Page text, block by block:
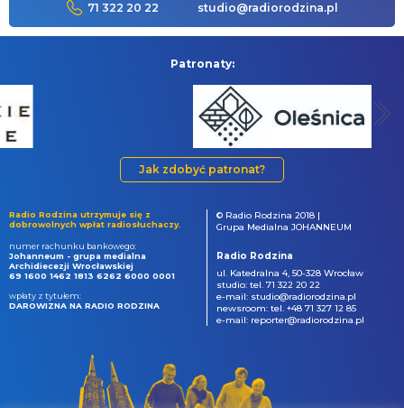
71 322 20 22 studio@radiorodzina.pl
Patronaty:
Jak zdobyć patronat?
Radio Rodzina utrzymuje się z
dobrowolnych wpłat radiosłuchaczy.
numer rachunku bankowego:
Johanneum - grupa medialna
Archidiecezji Wrocławskiej
69 1600 1462 1813 6262 6000 0001
wpłaty z tytułem:
DAROWIZNA NA RADIO RODZINA
© Radio Rodzina 2018 |
Grupa Medialna JOHANNEUM
Radio Rodzina
ul. Katedralna 4, 50-328 Wrocław
studio: tel. 71 322 20 22
e-mail: studio@radiorodzina.pl
newsroom: tel. +48 71 327 12 85
e-mail: reporter@radiorodzina.pl